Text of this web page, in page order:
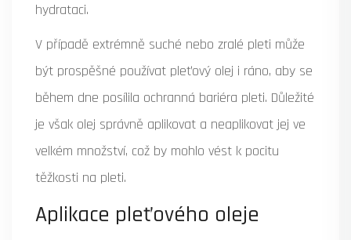
hydrataci.
V případě extrémně suché nebo zralé pleti může
být prospěšné používat pleťový olej i ráno, aby se
během dne posílila ochranná bariéra pleti. Důležité
je však olej správně aplikovat a neaplikovat jej ve
velkém množství, což by mohlo vést k pocitu
těžkosti na pleti.
Aplikace pleťového oleje